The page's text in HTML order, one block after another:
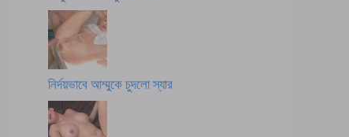
নির্দয়ভাবে আম্মুকে চুদলো স্যার